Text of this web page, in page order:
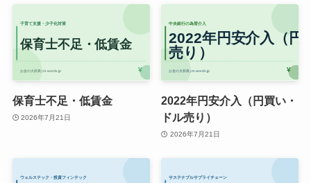
保育士不足・低賃金
2026年7月21日
2022年円安介入（円買い・
ドル売り）
2026年7月21日